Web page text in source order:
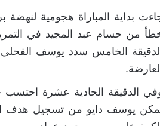
بداية المباراة هجومية لنهضة
من حسام عبد المجيد في
الدقيقة الخامس سدد يوسف
العارضة.
الدقيقة الحادية عشرة احتسب
يوسف دايو من تسجيل هدف